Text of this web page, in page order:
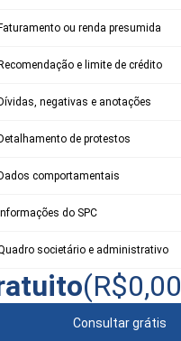
ou renda presumida
e limite de crédito
negativas e anotações
de protestos
comportamentais
do SPC
societário e administrativo
(R$0,00
Consultar grátis